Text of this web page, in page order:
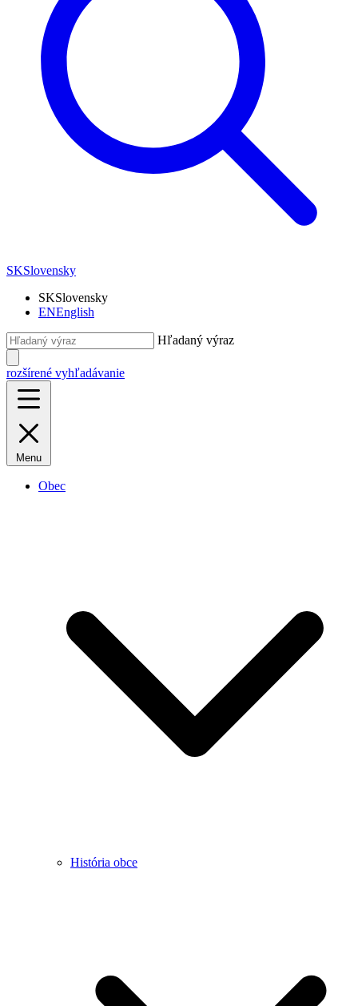
SKSlovensky
SKSlovensky
ENEnglish
Hľadaný výraz
rozšírené vyhľadávanie
Menu
Obec
História obce